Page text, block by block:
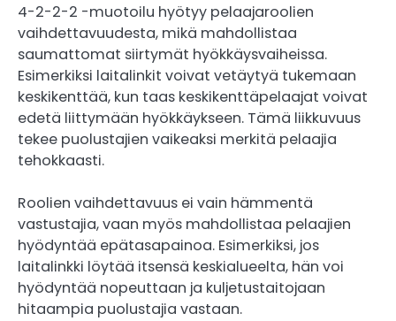
4-2-2-2 -muotoilu hyötyy pelaajaroolien
vaihdettavuudesta, mikä mahdollistaa
saumattomat siirtymät hyökkäysvaiheissa.
Esimerkiksi laitalinkit voivat vetäytyä tukemaan
keskikenttää, kun taas keskikenttäpelaajat voivat
edetä liittymään hyökkäykseen. Tämä liikkuvuus
tekee puolustajien vaikeaksi merkitä pelaajia
tehokkaasti.
Roolien vaihdettavuus ei vain hämmentä
vastustajia, vaan myös mahdollistaa pelaajien
hyödyntää epätasapainoa. Esimerkiksi, jos
laitalinkki löytää itsensä keskialueelta, hän voi
hyödyntää nopeuttaan ja kuljetustaitojaan
hitaampia puolustajia vastaan.